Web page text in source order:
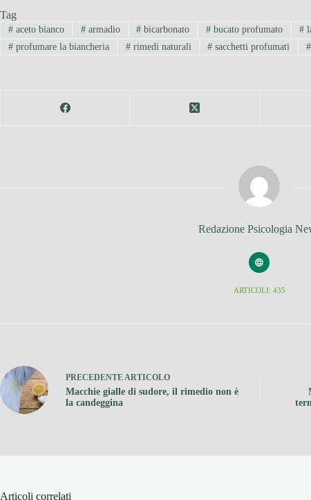
Tag
#aceto bianco #armadio # bicarbonato # bucato profumato #
#profumare la biancheria #rimedi naturali # sacchetti profumati #
Redazione Psicologia
ARTICOLI: 435
PRECEDENTEARTICOLO
Macchie gialle di sudore, il rimedio non è
la candeggina
Articoli correlati